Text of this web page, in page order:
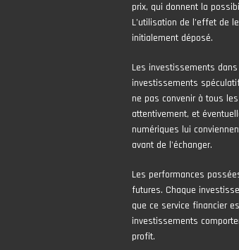
prix, qui donnent la
L’utilisation de l’effet de
initialement déposé.
Les investissements
investissements
ne pas convenir à tous
attentivement, et
numériques lui
avant de l'échanger.
Les performances
futures. Chaque
que ce service financier
investissements
profit.